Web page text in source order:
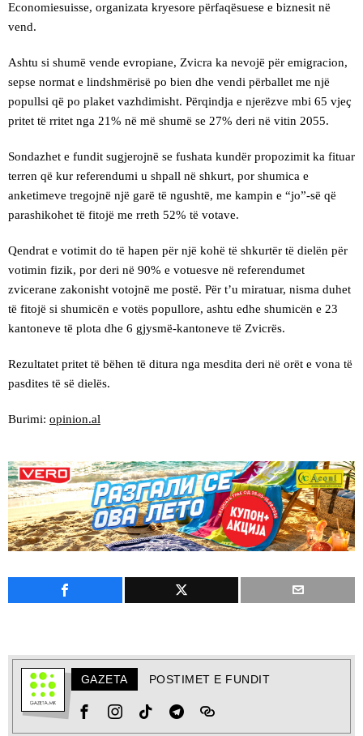
Economiesuisse, organizata kryesore përfaqësuese e biznesit në
vend.
Ashtu si shumë vende evropiane, Zvicra ka nevojë për emigracion,
sepse normat e lindshmërisë po bien dhe vendi përballet me një
popullsi që po plaket vazhdimisht. Përqindja e njerëzve mbi 65 vjeç
pritet të rritet nga 21% në më shumë se 27% deri në vitin 2055.
Sondazhet e fundit sugjerojnë se fushata kundër propozimit ka fituar
terren që kur referendumi u shpall në shkurt, por shumica e
anketimeve tregojnë një garë të ngushtë, me kampin e “jo”-së që
parashikohet të fitojë me rreth 52% të votave.
Qendrat e votimit do të hapen për një kohë të shkurtër të dielën për
votimin fizik, por deri në 90% e votuesve në referendumet
zvicerane zakonisht votojnë me postë. Për t’u miratuar, nisma duhet
të fitojë si shumicën e votës popullore, ashtu edhe shumicën e 23
kantoneve të plota dhe 6 gjysmë-kantoneve të Zvicrës.
Rezultatet pritet të bëhen të ditura nga mesdita deri në orët e vona të
pasdites të së dielës.
Burimi: opinion.al
GAZETA POSTIMET E FUNDIT